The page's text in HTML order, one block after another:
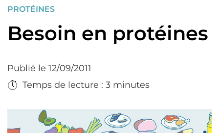
PROTÉINES
Besoin en protéines
Publié le 12/09/2011
Temps de lecture : 3 minutes